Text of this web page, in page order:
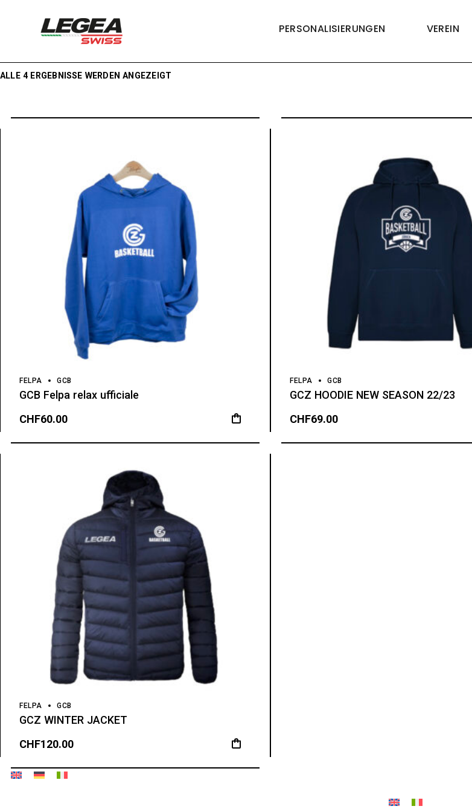
PERSONALISIERUNGEN VEREIN
ALLE 4 ERGEBNISSE WERDEN ANGEZEIGT
FELPA GCB
GCB Felpa relax ufficiale
CHF60.00
FELPA GCB
GCZ HOODIE NEW SEASON 22/23
CHF69.00
FELPA GCB
GCZ WINTER JACKET
CHF120.00